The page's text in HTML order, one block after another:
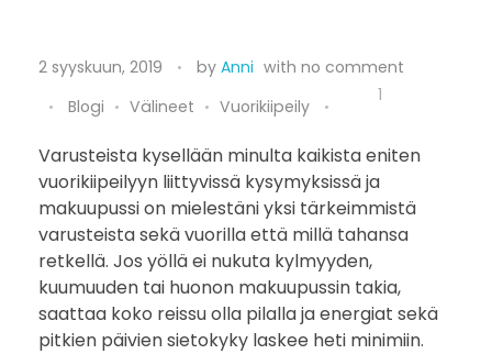
M
a
k
u
u
p
u
2 syyskuun, 2019 by Anni with no comment
Blogi
Välineet Vuorikiipeily
1
Varusteista kysellään minulta kaikista eniten
vuorikiipeilyyn liittyvissä kysymyksissä ja
makuupussi on mielestäni yksi tärkeimmistä
varusteista sekä vuorilla että millä tahansa
retkellä. Jos yöllä ei nukuta kylmyyden,
kuumuuden tai huonon makuupussin takia,
saattaa koko reissu olla pilalla ja energiat sekä
pitkien päivien sietokyky laskee heti minimiin.